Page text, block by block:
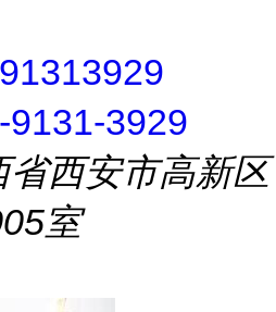
9131-3929
省西安市高新区
室